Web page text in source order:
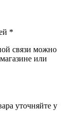
*
связи можно
или
уточняйте у